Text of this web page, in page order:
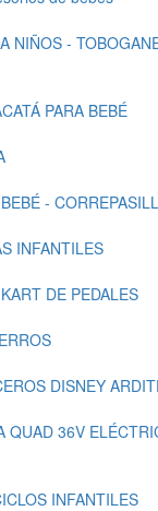
NIÑOS -
PARA BEBÉ
-
INFANTILES
DE PEDALES
DISNEY
QUAD 36V
INFANTILES